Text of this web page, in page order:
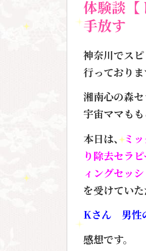
体験談【
手放す
神奈川でス
行っており
湘南心の森
宇宙ママもも
本日は、ミ
り除去セラ
ィングセッ
を受けてい
Kさん 男性
感想です。